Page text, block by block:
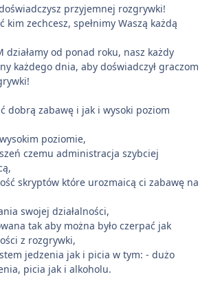
przyjemnej rozgrywki!
kim zechcesz, spełnimy Waszą każdą
działamy od ponad roku, nasz każdy
każdego dnia, aby doświadczył graczom
dobrą zabawę i jak i wysoki poziom
poziomie,
czemu administracja szybciej
skryptów które urozmaicą ci zabawę na
swojej działalności,
tak aby można było czerpać jak
z rozgrywki,
jedzenia jak i picia w tym: - dużo
picia jak i alkoholu.